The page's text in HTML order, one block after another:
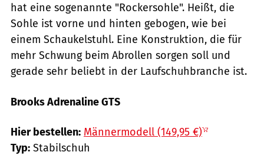
hat eine sogenannte "Rockersohle". Heißt, die
Sohle ist vorne und hinten gebogen, wie bei
einem Schaukelstuhl. Eine Konstruktion, die für
mehr Schwung beim Abrollen sorgen soll und
gerade sehr beliebt in der Laufschuhbranche ist.
Brooks Adrenaline GTS
Hier bestellen: Männermodell (149,95 €)
Typ: Stabilschuh